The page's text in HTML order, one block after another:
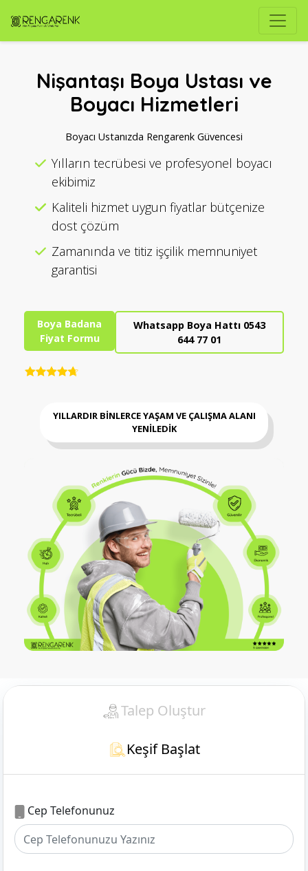
Nişantaşı Boya Ustası ve
Boyacı Hizmetleri
Boyacı Ustanızda Rengarenk Güvencesi
Yılların tecrübesi ve profesyonel boyacı
ekibimiz
Kaliteli hizmet uygun fiyatlar bütçenize
dost çözüm
Zamanında ve titiz işçilik memnuniyet
garantisi
Boya Badana
Fiyat Formu
Whatsapp Boya Hattı 0543
644 77 01
YILLARDIR BİNLERCE YAŞAM VE ÇALIŞMA ALANI
YENİLEDİK